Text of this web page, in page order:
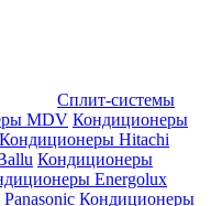
Сплит-системы
MDV Кондиционеры
Кондиционеры Hitachi
Кондиционеры
Energolux
Кондиционеры